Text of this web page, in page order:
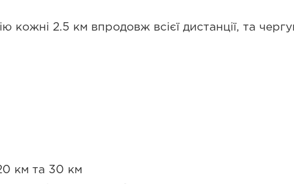
кожні 2.5 км впродовж всієї дистанції, та
км та 30 км